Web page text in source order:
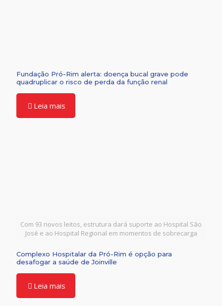
Fundação Pró-Rim alerta: doença bucal grave pode
quadruplicar o risco de perda da função renal
Leia mais
Com 93 novos leitos, estrutura dará suporte ao Hospital São
José e ao Hospital Regional em momentos de sobrecarga
Complexo Hospitalar da Pró-Rim é opção para
desafogar a saúde de Joinville
Leia mais